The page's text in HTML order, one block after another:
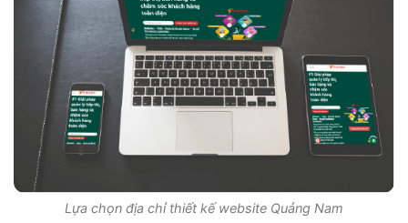
Lựa chọn địa chỉ thiết kế website Quảng Nam